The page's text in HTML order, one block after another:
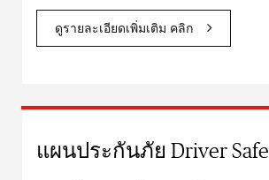
ดูรายละเอียดเพิ่มเติม คลิก
แผนประกันภัย Driver Safe